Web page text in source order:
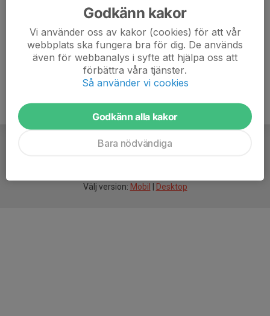
Välj version: Mobil Desktop
Godkänn kakor
Vi använder oss av kakor (cookies) för att vår
webbplats ska fungera bra för dig. De används
även för webbanalys i syfte att hjälpa oss att
förbättra våra tjänster.
Så använder vi cookies
Godkänn alla kakor
Bara nödvändiga